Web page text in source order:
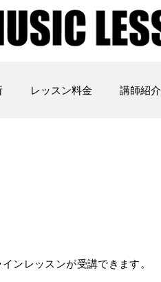
レッスン料金 講師紹介
ンレッスンが受講できます。